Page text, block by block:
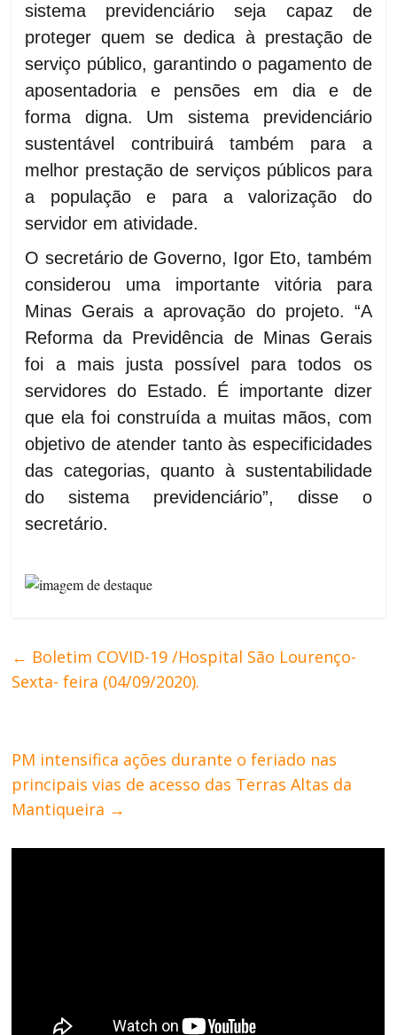
sistema previdenciário seja capaz de
proteger quem se dedica à prestação de
serviço público, garantindo o pagamento de
aposentadoria e pensões em dia e de
forma digna. Um sistema previdenciário
sustentável contribuirá também para a
melhor prestação de serviços públicos para
a população e para a valorização do
servidor em atividade.
O secretário de Governo, Igor Eto, também
considerou uma importante vitória para
Minas Gerais a aprovação do projeto. “A
Reforma da Previdência de Minas Gerais
foi a mais justa possível para todos os
servidores do Estado. É importante dizer
que ela foi construída a muitas mãos, com
objetivo de atender tanto às especificidades
das categorias, quanto à sustentabilidade
do sistema previdenciário”, disse o
secretário.
← Boletim COVID-19 /Hospital São Lourenço-
Sexta- feira (04/09/2020).
PM intensifica ações durante o feriado nas
principais vias de acesso das Terras Altas da
Mantiqueira →